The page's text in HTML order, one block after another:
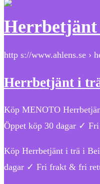
Herrbetjänt
http s://www.ahlens.se ›
Herrbetjänt i
Köp MENOTO
Öppet köp 30 dagar ✓
Köp Herrbetjänt i trä i
dagar ✓ Fri frakt & fri